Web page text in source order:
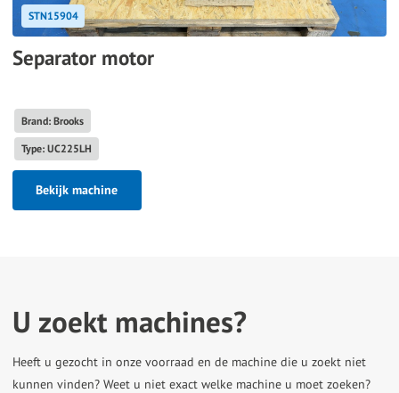
STN15904
Separator motor
Brand: Brooks
Type: UC225LH
Bekijk machine
U zoekt machines?
Heeft u gezocht in onze voorraad en de machine die u zoekt niet
kunnen vinden? Weet u niet exact welke machine u moet zoeken?